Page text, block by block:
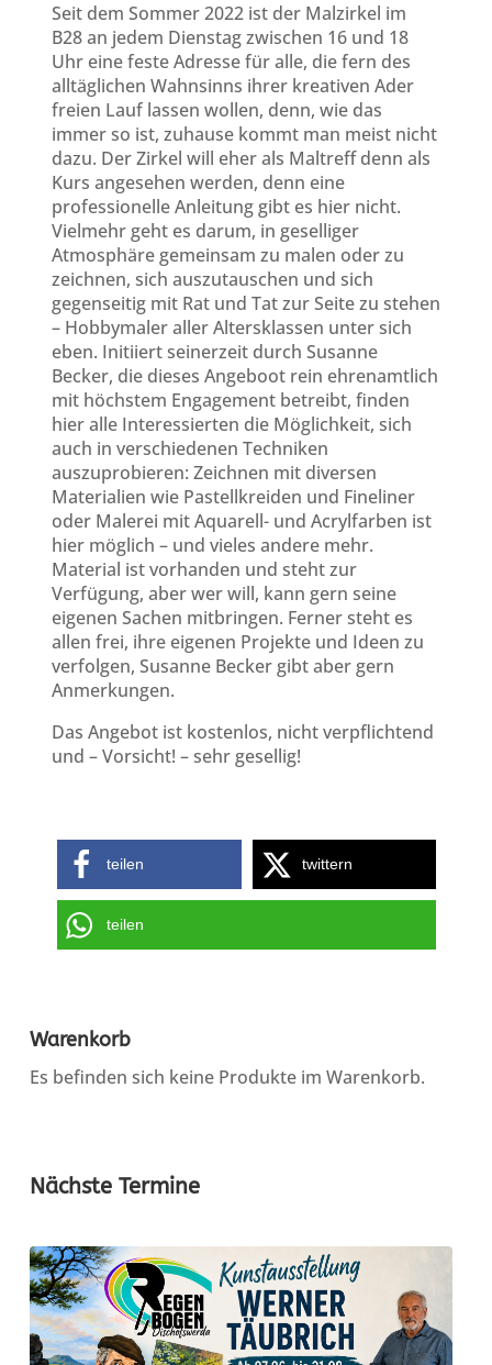
Seit dem Sommer 2022 ist der Malzirkel im
B28 an jedem Dienstag zwischen 16 und 18
Uhr eine feste Adresse für alle, die fern des
alltäglichen Wahnsinns ihrer kreativen Ader
freien Lauf lassen wollen, denn, wie das
immer so ist, zuhause kommt man meist nicht
dazu. Der Zirkel will eher als Maltreff denn als
Kurs angesehen werden, denn eine
professionelle Anleitung gibt es hier nicht.
Vielmehr geht es darum, in geselliger
Atmosphäre gemeinsam zu malen oder zu
zeichnen, sich auszutauschen und sich
gegenseitig mit Rat und Tat zur Seite zu stehen
– Hobbymaler aller Altersklassen unter sich
eben. Initiiert seinerzeit durch Susanne
Becker, die dieses Angeboot rein ehrenamtlich
mit höchstem Engagement betreibt, finden
hier alle Interessierten die Möglichkeit, sich
auch in verschiedenen Techniken
auszuprobieren: Zeichnen mit diversen
Materialien wie Pastellkreiden und Fineliner
oder Malerei mit Aquarell- und Acrylfarben ist
hier möglich – und vieles andere mehr.
Material ist vorhanden und steht zur
Verfügung, aber wer will, kann gern seine
eigenen Sachen mitbringen. Ferner steht es
allen frei, ihre eigenen Projekte und Ideen zu
verfolgen, Susanne Becker gibt aber gern
Anmerkungen.
Das Angebot ist kostenlos, nicht verpflichtend
und – Vorsicht! – sehr gesellig!
teilen twittern
teilen
Warenkorb
Es befinden sich keine Produkte im Warenkorb.
Nächste Termine